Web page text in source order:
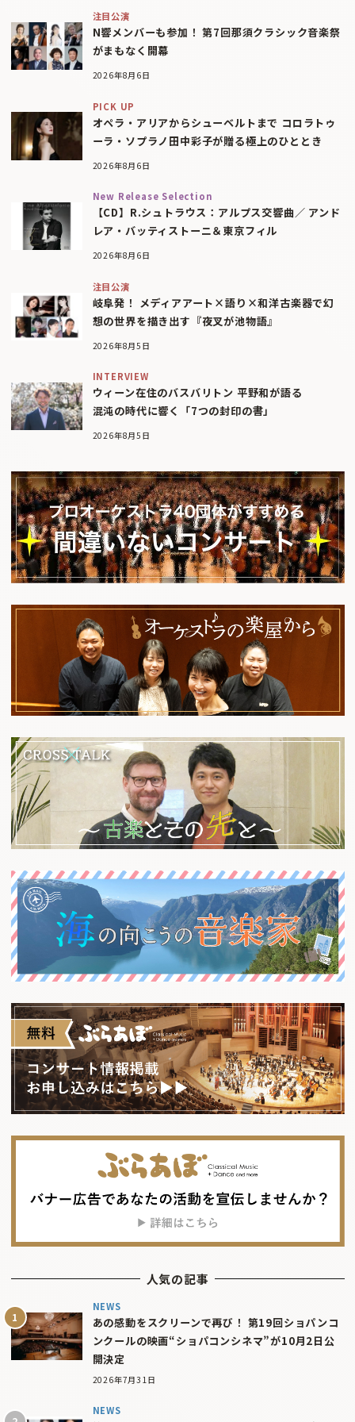
注目公演
N響メンバーも参加！ 第7回那須クラシック音楽祭
がまもなく開幕
2026年8月6日
PICK UP
オペラ・アリアからシューベルトまで コロラトゥ
ーラ・ソプラノ田中彩子が贈る極上のひととき
2026年8月6日
New Release Selection
【CD】R.シュトラウス：アルプス交響曲／ アンド
レア・バッティストーニ＆東京フィル
2026年8月6日
注目公演
岐阜発！ メディアアート×語り×和洋古楽器で幻
想の世界を描き出す『夜叉が池物語』
2026年8月5日
INTERVIEW
ウィーン在住のバスバリトン 平野和が語る
混沌の時代に響く「7つの封印の書」
2026年8月5日
人気の記事
NEWS
あの感動をスクリーンで再び！ 第19回ショパンコ
ンクールの映画“ショパコンシネマ”が10月2日公
開決定
2026年7月31日
NEWS